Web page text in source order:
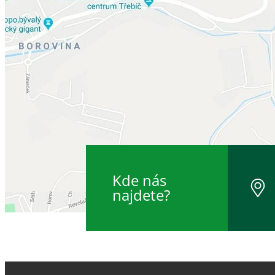
Kde nás
najdete?